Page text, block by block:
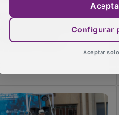
Fallece un hombre de 36
años en un accidente de
tráfico en Yebra
Configurar
Aceptar